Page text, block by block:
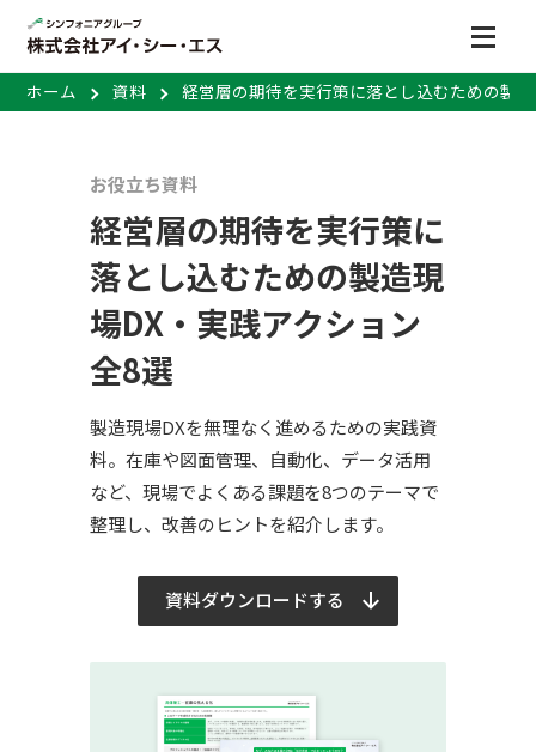
ホーム 資料 経営層の期待を実行策に落とし込むための製
お役立ち資料
経営層の期待を実行策に
落とし込むための製造現
場DX・実践アクション
全8選
製造現場DXを無理なく進めるための実践資
料。在庫や図面管理、自動化、データ活用
など、現場でよくある課題を8つのテーマで
整理し、改善のヒントを紹介します。
資料ダウンロードする